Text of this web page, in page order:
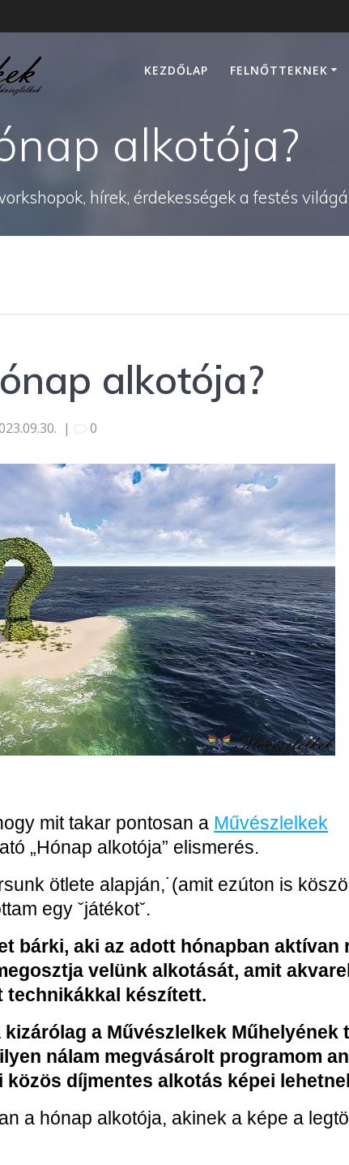
KEZDŐLAP FELNŐTTEKNEK
alkotója?
hírek, érdekességek a festés
alkotója?
| 0
mit takar pontosan a Művészlelkek
„Hónap alkotója” elismerés.
ötlete alapján,˙(amit ezúton is
egy ˇjátékotˇ.
bárki, aki az adott hónapban aktívan
velünk alkotását, amit
technikákkal készített.
a Művészlelkek Műhelyének
nálam megvásárolt programom
díjmentes alkotás képei
a hónap alkotója, akinek a képe a